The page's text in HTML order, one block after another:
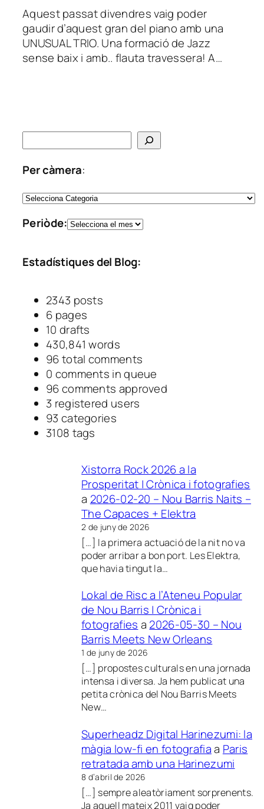
Aquest passat divendres vaig poder
gaudir d’aquest gran del piano amb una
UNUSUAL TRIO. Una formació de Jazz
sense baix i amb.. flauta travessera! A…
e
r
a
Per càmera:
C
t
g
o
Periòde:A
i
s
Estadístiques del Blog:
2343 posts
6 pages
10 drafts
430,841 words
96total comments
0 comments in queue
96comments approved
3 registered users
93 categories
3108 tags
Xistorra Rock 2026 a la
Prosperitat | Crònica i fotografies
a 2026-02-20 – Nou Barris Naits –
The Capaces + Elektra
2 de juny de 2026
[…] la primera actuació de la nit no va
poder arribar a bon port. Les Elektra,
que havia tingut la…
Lokal de Risc a l’Ateneu Popular
de Nou Barris | Crònica i
fotografies a 2026-05-30 – Nou
Barris Meets New Orleans
1 de juny de 2026
[…] propostes culturals en una jornada
intensa i diversa. Ja hem publicat una
petita crònica del Nou Barris Meets
New…
Superheadz Digital Harinezumi: la
màgia low-fi en fotografiaa Paris
retratada amb una Harinezumi
8 d’abril de 2026
[…] sempre aleatòriament sorprenents.
Ja aquell mateix 2011 vaig poder